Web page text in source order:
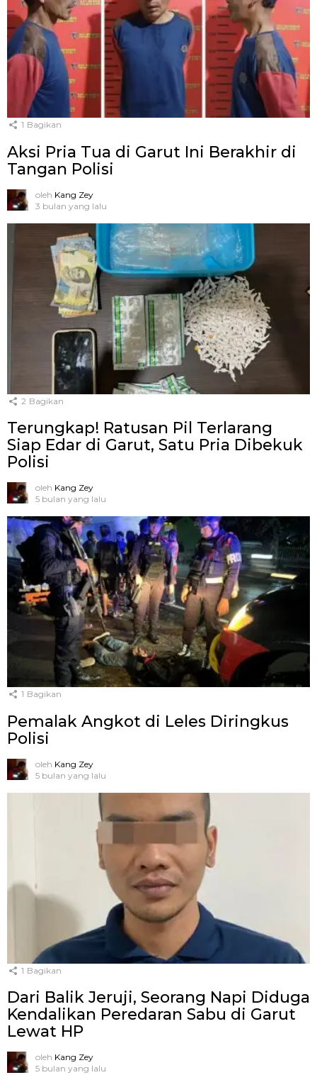
1 Bagikan
Aksi Pria Tua di Garut Ini Berakhir di
Tangan Polisi
oleh Kang Zey
3 bulan yang lalu
2 Bagikan
Terungkap! Ratusan Pil Terlarang
Siap Edar di Garut, Satu Pria Dibekuk
Polisi
oleh Kang Zey
5 bulan yang lalu
1 Bagikan
Pemalak Angkot di Leles Diringkus
Polisi
oleh Kang Zey
5 bulan yang lalu
1 Bagikan
Dari Balik Jeruji, Seorang Napi Diduga
Kendalikan Peredaran Sabu di Garut
Lewat HP
oleh Kang Zey
5 bulan yang lalu